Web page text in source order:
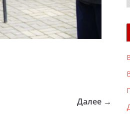
Далее →
р
х